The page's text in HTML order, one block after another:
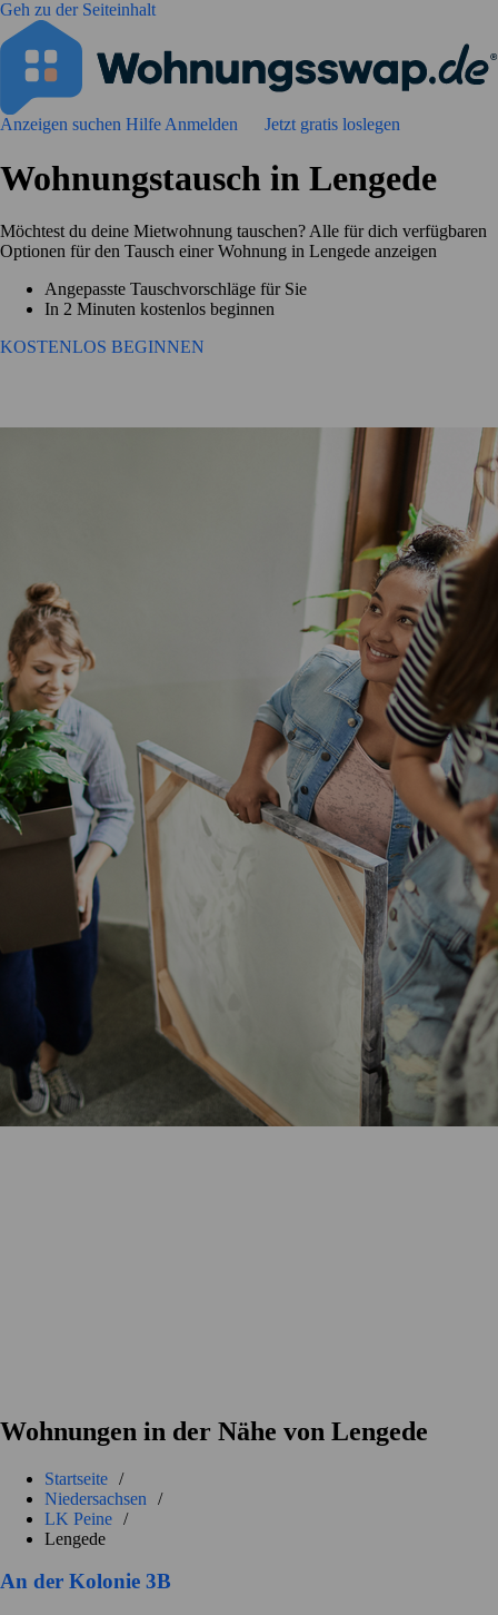
Geh zu der Seiteinhalt
Anzeigen suchen Hilfe Anmelden Jetzt gratis loslegen
Wohnungstausch in Lengede
Möchtest du deine Mietwohnung tauschen? Alle für dich verfügbaren
Optionen für den Tausch einer Wohnung in Lengede anzeigen
Angepasste Tauschvorschläge für Sie
In 2 Minuten kostenlos beginnen
KOSTENLOS BEGINNEN
Wohnungen in der Nähe von Lengede
Startseite /
Niedersachsen
/
LK Peine /
Lengede
An der Kolonie 3B